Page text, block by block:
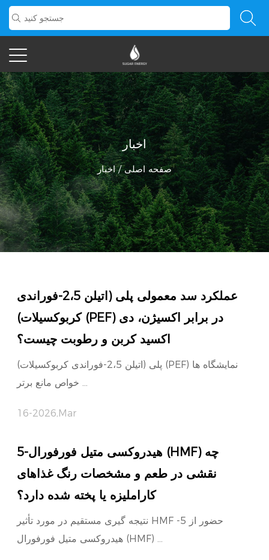
اخبار
صفحه اصلی/اخبار
عملکرد سد معمولی پلی (اتیلن 2،5-فوراندی
کربوکسیلات) (PEF) در برابر اکسیژن، دی
اکسید کربن و رطوبت چیست؟
پلی (اتیلن 2،5-فوراندی کربوکسیلات) (PEF) نمایشگاه ها
خواص مانع برتر ...
16-2026,Mar
5-هیدروکسی متیل فورفورال (HMF) چه
نقشی در طعم و مشخصات رنگ غذاهای
کاراملیزه یا پخته شده دارد؟
نتیجه گیری مستقیم در مورد تأثیر HMF حضور از 5-
هیدروکسی متیل فورفورال (HMF) ...